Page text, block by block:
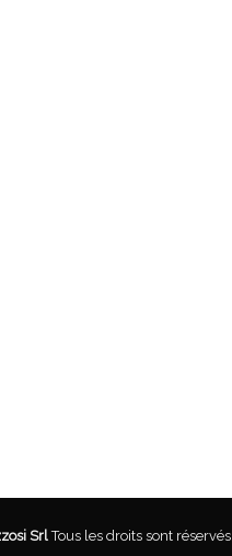
SrlTous les droits sont réservés.